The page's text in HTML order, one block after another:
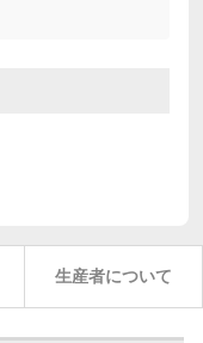
生産者について